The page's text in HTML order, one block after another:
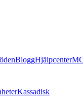
BloggHjälpcenter
Kassadisk